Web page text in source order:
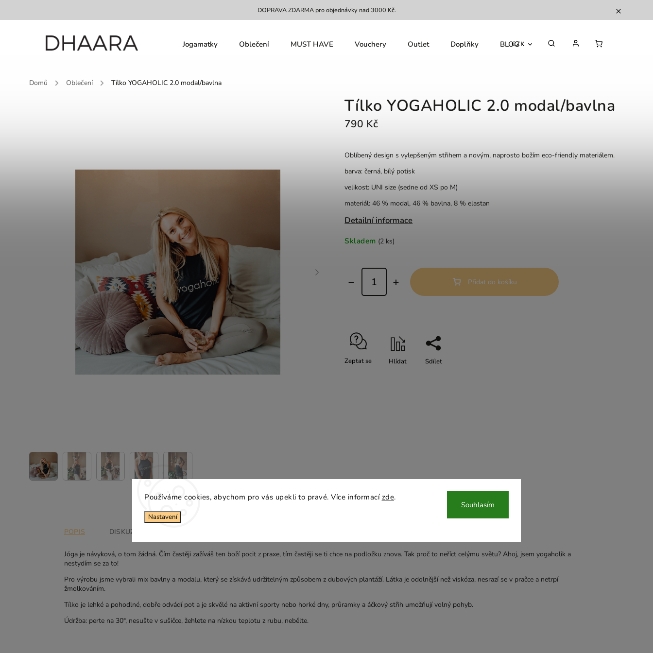
Používáme cookies, abychom pro vás upekli to pravé. Více informací zde.
Nastavení
Souhlasím
DOPRAVA ZDARMA pro objednávky nad 3000 Kč.
CZK
Jogamatky Oblečení MUST HAVE Vouchery Outlet Doplňky BLOG
Domů / Oblečení / Tílko YOGAHOLIC 2.0 modal/bavlna
Tílko YOGAHOLIC 2.0 modal/bavlna
790 Kč
Oblíbený design s vylepšeným střihem a novým, naprosto božím eco-friendly materiálem.
barva: černá, bílý potisk
velikost: UNI size (sedne od XS po M)
materiál: 46 % modal, 46 % bavlna, 8 % elastan
Detailní informace
Skladem (2 ks)
Přidat do košíku
Zeptat se Hlídat Sdílet
POPIS DISKUZE
Jóga je návyková, o tom žádná. Čím častěji zažíváš ten boží pocit z praxe, tím častěji se ti chce na podložku znova. Tak proč to neříct celýmu světu? Ahoj, jsem yogaholik a
nestydím se za to!
Pro výrobu jsme vybrali mix bavlny a modalu, který se získává udržitelným způsobem z dubových plantáží. Látka je odolnější než viskóza, nesrazí se v pračce a netrpí
žmolkováním.
Tílko je lehké a pohodlné, dobře odvádí pot a je skvělé na aktivní sporty nebo horké dny, průramky a áčkový střih umožňují volný pohyb.
Údržba: perte na 30°, nesušte v sušičce, žehlete na nízkou teplotu z rubu, nebělte.